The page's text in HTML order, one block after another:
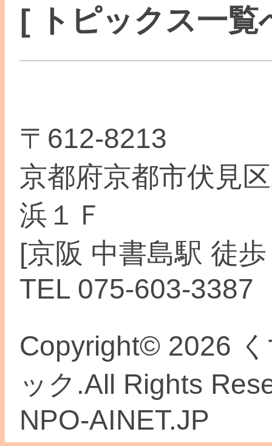
[ トピックス一覧
〒612-8213
京都府京都市伏見
浜１Ｆ
[京阪 中書島駅 徒
TEL 075-603-3387
Copyright© 2026
ック.All Rights
NPO-AINET.JP